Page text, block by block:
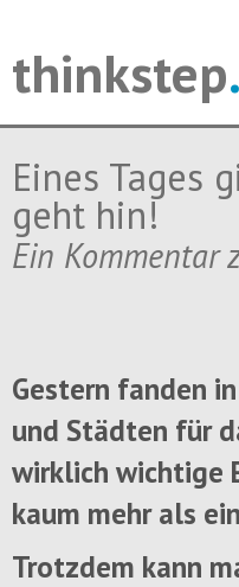
thinkstep.
Eines Tages
geht hin!
Ein Kommentar
Gestern fanden
und Städten für
wirklich wichtige
kaum mehr als
Trotzdem kann